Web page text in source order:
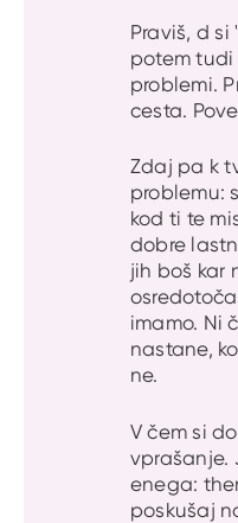
Praviš, d
potem tudi
problemi.
cesta.
Zdaj pa k
problemu:
kod ti te
dobre
jih boš kar
imamo. Ni
nastane,
ne.
V čem si
vprašanje.
enega:
poskušaj